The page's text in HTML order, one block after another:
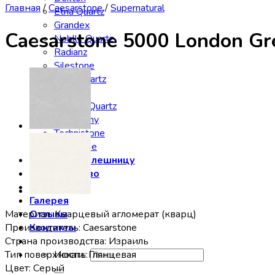
Etna Quartz
Grandex
Noblle Quartz
Radianz
Silestone
Smartquartz
Stratos Quartz
Symphony
Technistone
Vicostone
Заказать столешницу
Производство
Галерея
Отзывы
Контакты
Искать:
Главная /Caesarstone/Supernatural
Caesarstone 5000 London
Материал: Кварцевый агломерат (кварц)
Производитель: Caesarstone
Страна производства: Израиль
Тип поверхности: Глянцевая
Цвет: Серый